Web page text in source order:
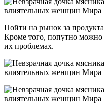
Пойти на рынок за
Кроме того, попутно можно
их проблемах.